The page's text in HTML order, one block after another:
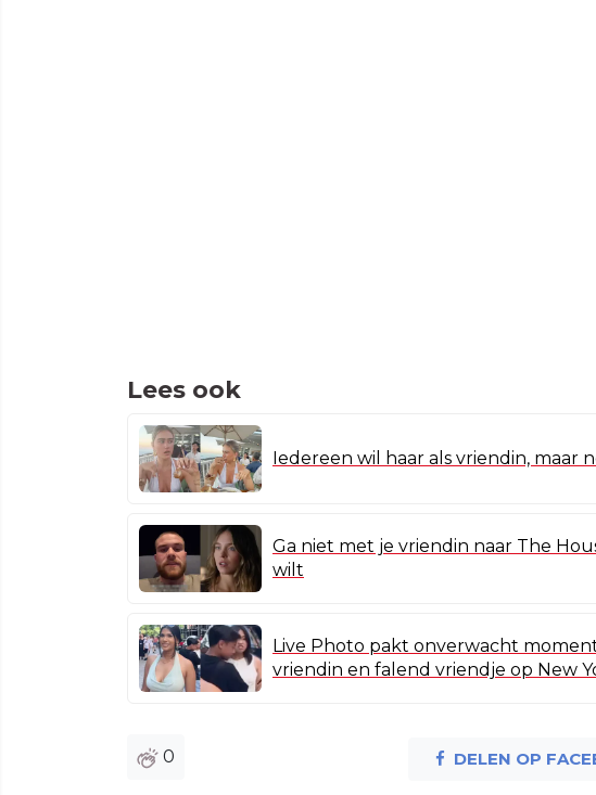
Lees ook
Iedereen wil haar als vriendin, maar
Ga niet met je vriendin naar The
wilt
Live Photo pakt onverwacht
vriendin en falend vriendje op New
0 DELEN OP